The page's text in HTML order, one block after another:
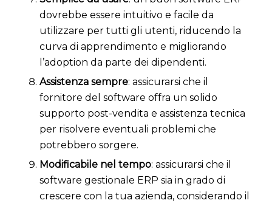
dovrebbe essere intuitivo e facile da
utilizzare per tutti gli utenti, riducendo la
curva di apprendimento e migliorando
l’adoption da parte dei dipendenti.
Assistenza sempre: assicurarsi che il
fornitore del software offra un solido
supporto post-vendita e assistenza tecnica
per risolvere eventuali problemi che
potrebbero sorgere.
Modificabile nel tempo: assicurarsi che il
software gestionale ERP sia in grado di
crescere con la tua azienda, considerando il